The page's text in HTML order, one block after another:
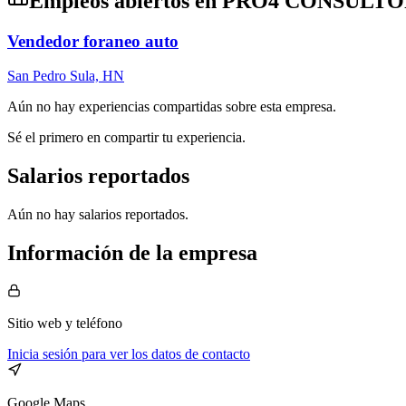
Vendedor foraneo auto
San Pedro Sula, HN
Aún no hay experiencias compartidas sobre esta empresa.
Sé el primero en compartir tu experiencia.
Salarios reportados
Aún no hay salarios reportados.
Información de la empresa
Sitio web y teléfono
Inicia sesión para ver los datos de contacto
Google Maps